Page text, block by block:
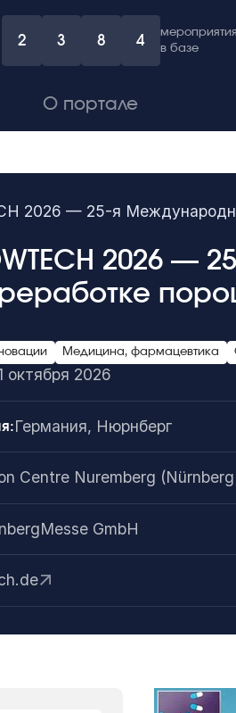
2 3 8 4
мероприятия
в базе
О портале
2026 — 25-я
2026 —
Медицина, фармацевтика
октября 2026
Германия, Нюрнберг
Centre Nuremberg
GmbH